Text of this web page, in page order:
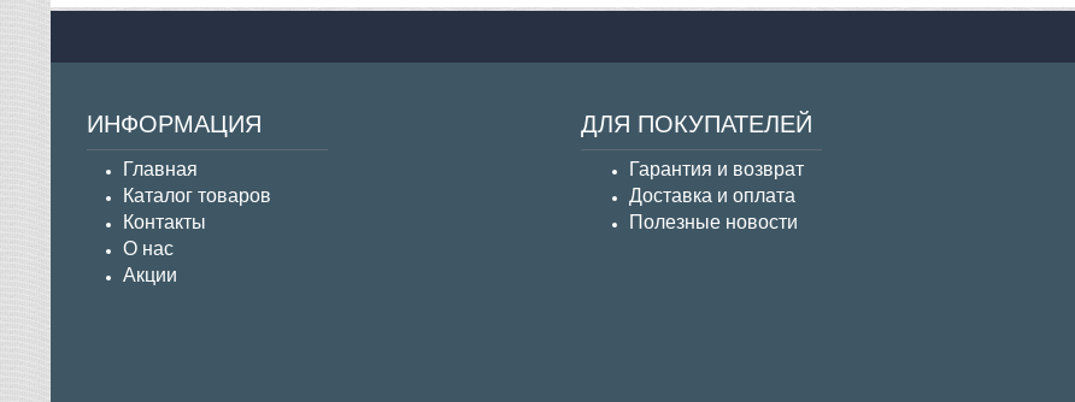
ИНФОРМАЦИЯ
Главная
Каталог товаров
Контакты
О нас
Акции
ДЛЯ ПОКУПАТЕЛЕЙ
Гарантия и возврат
Доставка и оплата
Полезные новости